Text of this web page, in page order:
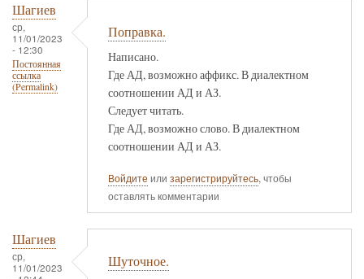
Шагиев
ср,
11/01/2023
- 12:30
Постоянная
ссылка
(Permalink)
Поправка.
Написано.
Где АД, возможно аффикс. В диалектном
соотношении АД и АЗ.
Следует читать.
Где АД, возможно слово. В диалектном
соотношении АД и АЗ.
Войдите или зарегистрируйтесь, чтобы
оставлять комментарии
Шагиев
ср,
11/01/2023
Шуточное.